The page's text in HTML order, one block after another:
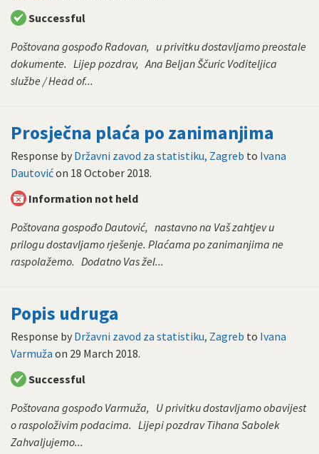
Successful
Poštovana gospođo Radovan, u privitku dostavljamo preostale
dokumente. Lijep pozdrav, Ana Beljan Ščuric Voditeljica
službe / Head of...
Prosječna plaća po zanimanjima
Response by Državni zavod za statistiku, Zagreb to Ivana
Dautovićon 18 October 2018.
Information not held
Poštovana gospođo Dautović, nastavno na Vaš zahtjev u
prilogu dostavljamo rješenje. Plaćama po zanimanjima ne
raspolažemo. Dodatno Vas žel...
Popis udruga
Response by Državni zavod za statistiku, Zagreb to Ivana
Varmuža on 29 March 2018.
Successful
Poštovana gospođo Varmuža, U privitku dostavljamo obavijest
o raspoloživim podacima. Lijepi pozdrav Tihana Sabolek
Zahvaljujemo...